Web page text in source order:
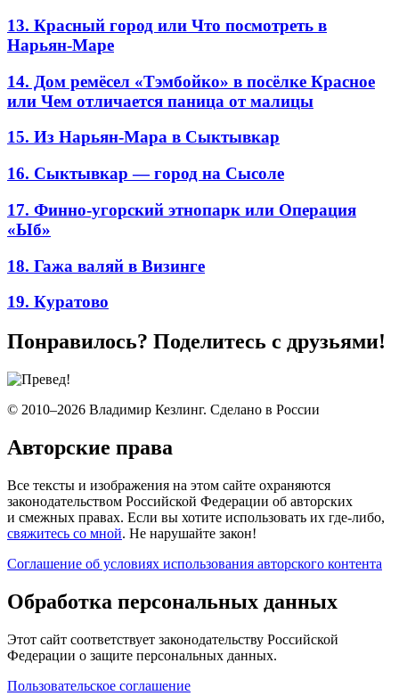
13. Красный город или Что посмотреть в
Нарьян-Маре
14. Дом ремёсел «Тэмбойко» в посёлке Красное
или Чем отличается паница от малицы
15. Из Нарьян-Мара в Сыктывкар
16. Сыктывкар — город на Сысоле
17. Финно-угорский этнопарк или Операция
«Ыб»
18. Гажа валяй в Визинге
19. Куратово
Понравилось? Поделитесь с друзьями!
© 2010–2026 Владимир Кезлинг. Сделано в России
Авторские права
Все тексты и изображения на этом сайте охраняются
законодательством Российской Федерации об авторских
и смежных правах. Если вы хотите использовать их где-либо,
свяжитесь со мной. Не нарушайте закон!
Соглашение об условиях использования авторского контента
Обработка персональных данных
Этот сайт соответствует законодательству Российской
Федерации о защите персональных данных.
Пользовательское соглашение